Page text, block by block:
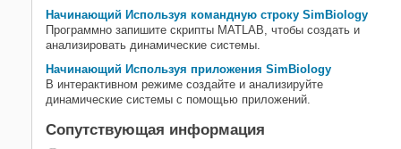
Начинающий Используя командную строку SimBiology
Программно запишите скрипты MATLAB, чтобы создать и
анализировать динамические системы.
Начинающий Используя приложения SimBiology
В интерактивном режиме создайте и анализируйте
динамические системы с помощью приложений.
Сопутствующая информация